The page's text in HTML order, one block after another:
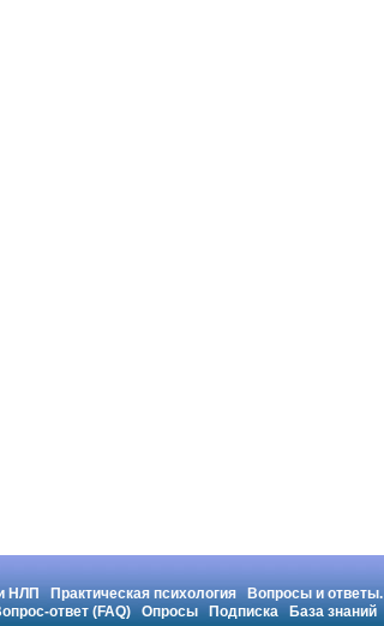
НЛП Практическая психология Вопросы и ответы.
ответ (FAQ) Опросы Подписка База знаний